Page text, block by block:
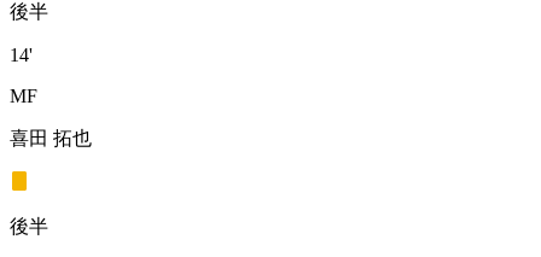
後半
14'
MF
喜田 拓也
後半